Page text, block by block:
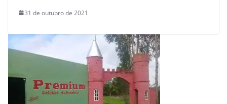
31 de outubro de 2021